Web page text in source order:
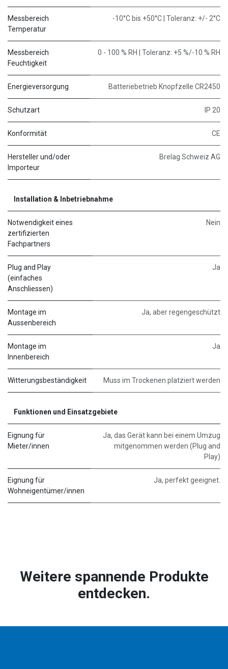
Messbereich
Temperatur
-10°C bis +50°C | Toleranz: +/- 2°C
Messbereich
Feuchtigkeit
0 - 100 % RH | Toleranz: +5 %/-10 % RH
Energieversorgung Batteriebetrieb Knopfzelle CR2450
Schutzart IP 20
Konformität CE
Hersteller und/oder
Importeur
Brelag Schweiz AG
Installation & Inbetriebnahme
Notwendigkeit eines
zertifizierten
Fachpartners
Nein
Plug and Play
(einfaches
Anschliessen)
Ja
Montage im
Aussenbereich
Ja, aber regengeschützt
Montage im
Innenbereich
Ja
Witterungsbeständigkeit Muss im Trockenen platziert werden
Funktionen und Einsatzgebiete
Eignung für
Mieter/innen
Ja, das Gerät kann bei einem Umzug
mitgenommen werden (Plug and
Play)
Eignung für
Wohneigentümer/innen
Ja, perfekt geeignet.
Weitere spannende Produkte
entdecken.